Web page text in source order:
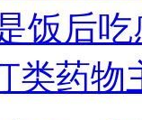
饭后吃
类药物